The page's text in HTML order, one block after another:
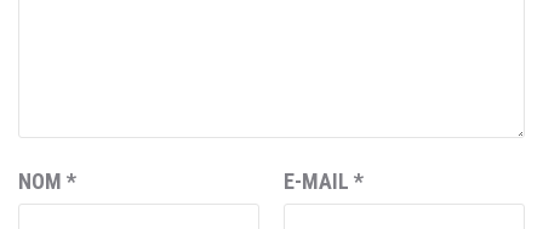
NOM * E-MAIL *